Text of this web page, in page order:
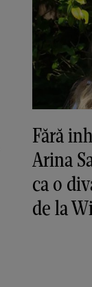
Fără
Arina
ca o
de la